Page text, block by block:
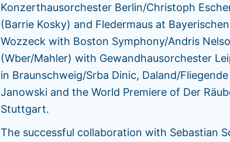
Konzerthausorchester Berlin/Christoph
(Barrie Kosky) and Fledermaus at
Wozzeck with Boston Symphony/Andris
(Wber/Mahler) with Gewandhausorchester
in Braunschweig/Srba Dinic, Daland/
Janowski and the World Premiere of Der
Stuttgart.
The successful collaboration with Sebastian